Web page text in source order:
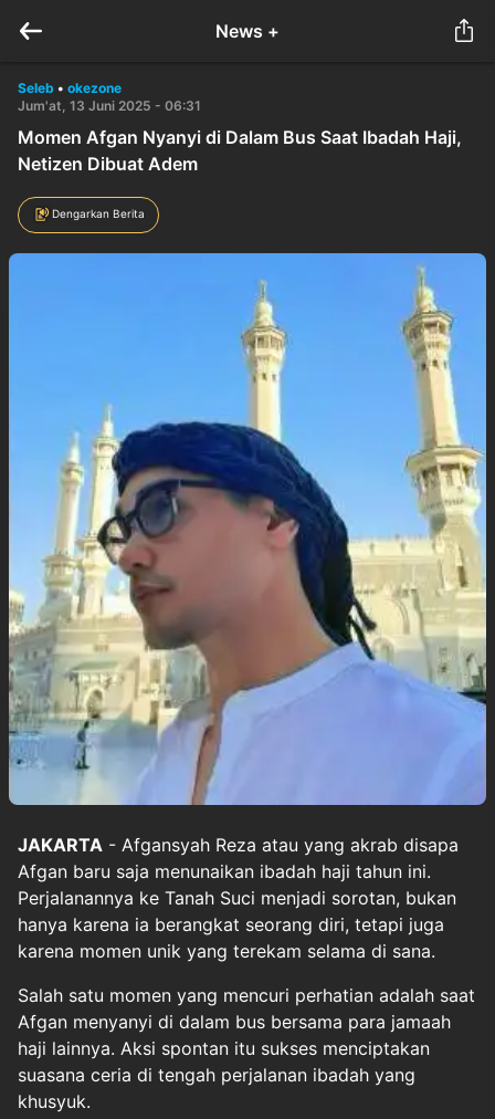
News +
Seleb • okezone
Jum'at, 13 Juni 2025 - 06:31
Momen Afgan Nyanyi di Dalam Bus Saat Ibadah Haji,
Netizen Dibuat Adem
Dengarkan Berita
JAKARTA - Afgansyah Reza atau yang akrab disapa
Afgan baru saja menunaikan ibadah haji tahun ini.
Perjalanannya ke Tanah Suci menjadi sorotan, bukan
hanya karena ia berangkat seorang diri, tetapi juga
karena momen unik yang terekam selama di sana.
Salah satu momen yang mencuri perhatian adalah saat
Afgan menyanyi di dalam bus bersama para jamaah
haji lainnya. Aksi spontan itu sukses menciptakan
suasana ceria di tengah perjalanan ibadah yang
khusyuk.